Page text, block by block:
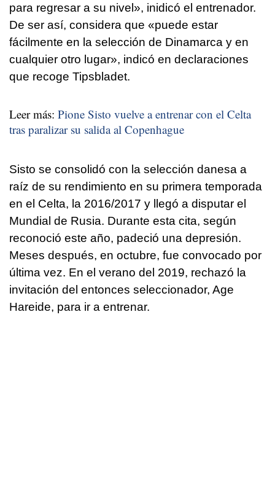
para regresar a su nivel», inidicó el entrenador.
De ser así, considera que «puede estar
fácilmente en la selección de Dinamarca y en
cualquier otro lugar», indicó en declaraciones
que recoge Tipsbladet.
Leer más: Pione Sisto vuelve a entrenar con el Celta
tras paralizar su salida al Copenhague
Sisto se consolidó con la selección danesa a
raíz de su rendimiento en su primera temporada
en el Celta, la 2016/2017 y llegó a disputar el
Mundial de Rusia. Durante esta cita, según
reconoció este año, padeció una depresión.
Meses después, en octubre, fue convocado por
última vez. En el verano del 2019, rechazó la
invitación del entonces seleccionador, Age
Hareide, para ir a entrenar.